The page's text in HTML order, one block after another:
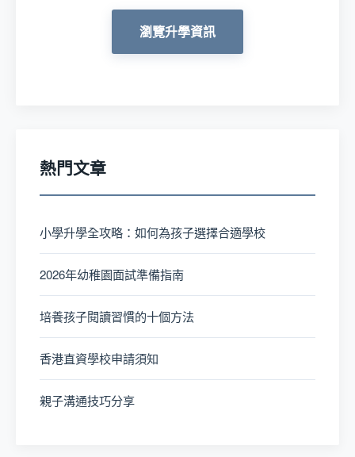
瀏覽升學資訊
熱門文章
小學升學全攻略：如何為孩子選擇合適學校
2026年幼稚園面試準備指南
培養孩子閱讀習慣的十個方法
香港直資學校申請須知
親子溝通技巧分享